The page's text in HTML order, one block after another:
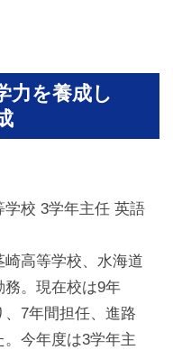
力を養成し
校 3学年主任 英語
高等学校、水海道
。現在校は9年
、7年間担任、進路
今年度は3学年主